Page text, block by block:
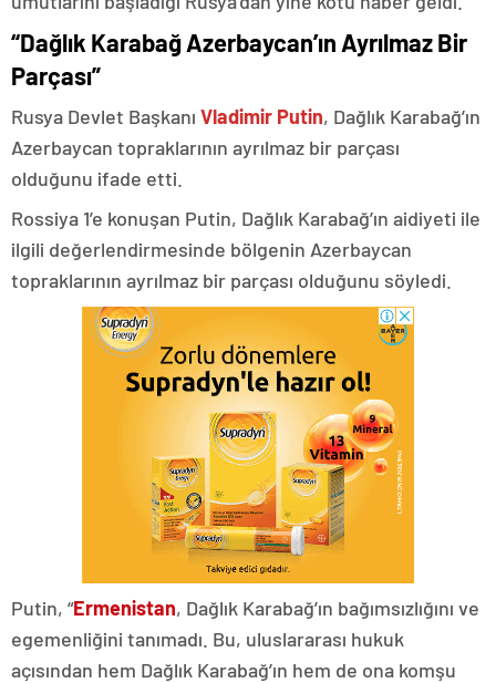
“Dağlık Karabağ Azerbaycan’ın Ayrılmaz Bir
Parçası”
Rusya Devlet Başkanı Vladimir Putin, Dağlık Karabağ’ın
Azerbaycan topraklarının ayrılmaz bir parçası
olduğunu ifade etti.
Rossiya 1’e konuşan Putin, Dağlık Karabağ’ın aidiyeti ile
ilgili değerlendirmesinde bölgenin Azerbaycan
topraklarının ayrılmaz bir parçası olduğunu söyledi.
Putin, “Ermenistan, Dağlık Karabağ’ın bağımsızlığını ve
egemenliğini tanımadı. Bu, uluslararası hukuk
açısından hem Dağlık Karabağ’ın hem de ona komşu